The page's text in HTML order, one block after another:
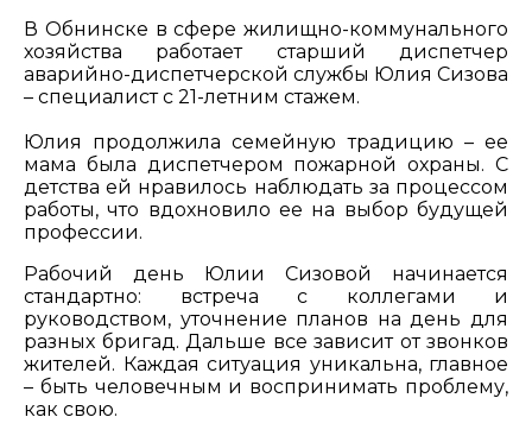
В Обнинске в сфере жилищно-коммунального
хозяйства работает старший диспетчер
аварийно-диспетчерской службы Юлия Сизова
– специалист с 21-летним стажем.
Юлия продолжила семейную традицию – ее
мама была диспетчером пожарной охраны. С
детства ей нравилось наблюдать за процессом
работы, что вдохновило ее на выбор будущей
профессии.
Рабочий день Юлии Сизовой начинается
стандартно: встреча с коллегами и
руководством, уточнение планов на день для
разных бригад. Дальше все зависит от звонков
жителей. Каждая ситуация уникальна, главное
– быть человечным и воспринимать проблему,
как свою.